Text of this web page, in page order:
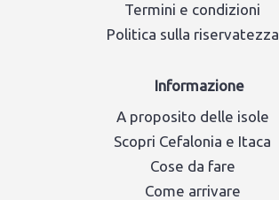
Termini e condizioni
Politica sulla riservatezza
Informazione
A proposito delle isole
Scopri Cefalonia e Itaca
Cose da fare
Come arrivare